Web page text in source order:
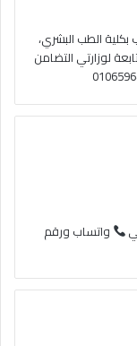
الطب البشري،
لوزارتي التضامن
واتساب ورقم